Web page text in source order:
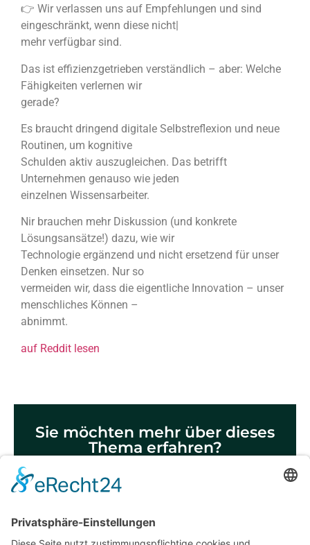
Sie möchten mehr über dieses
Thema erfahren?
👉 Wir verlassen uns auf Empfehlungen und sind
eingeschränkt, wenn diese nicht|
mehr verfügbar sind.
Das ist effizienzgetrieben verständlich – aber: Welche
Fähigkeiten verlernen wir
gerade?
Es braucht dringend digitale Selbstreflexion und neue
Routinen, um kognitive
Schulden aktiv auszugleichen. Das betrifft
Unternehmen genauso wie jeden
einzelnen Wissensarbeiter.
Nir brauchen mehr Diskussion (und konkrete
Lösungsansätze!) dazu, wie wir
Technologie ergänzend und nicht ersetzend für unser
Denken einsetzen. Nur so
vermeiden wir, dass die eigentliche Innovation – unser
menschliches Können –
abnimmt.
auf Reddit lesen